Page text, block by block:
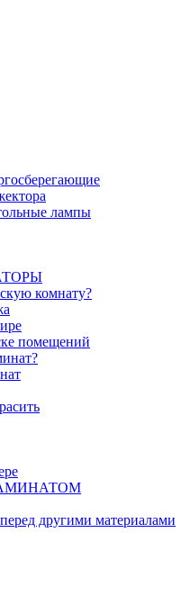
лампы
комнату?
помещений
другими материалами